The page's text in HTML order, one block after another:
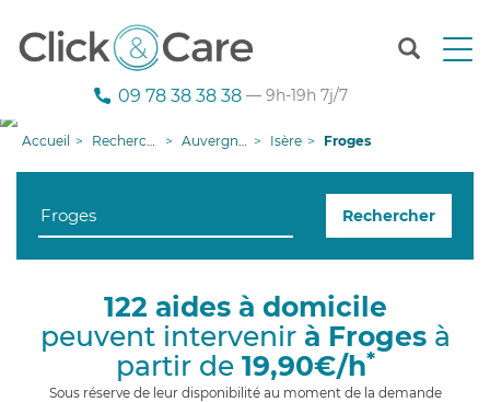
T
n
g
09 78 38 38 38 — 9h-19h 7j/7
Accueil Recherche aide à domicile Auvergne-Rhône-Alpes Isère Froges
Rechercher
122 aides à domicile
peuvent intervenir à Frogesà
partir de 19,90€/h*
Sous réserve de leur disponibilité au moment de la demande